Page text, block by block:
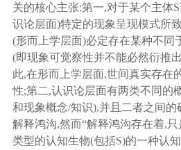
关的核心主张:第一,对于某个主体
识论层面)特定的现象呈现模式所
(形而上学层面)必定存在某种不同
(即现象可觉察性并不能必然衍推
此,在形而上学层面,世间真实存在
性;第二,认识论层面有两类不同的
和现象概念/知识),并且二者之间
解释鸿沟,然而“解释鸿沟存在着,
类型的认知生物(包括S)的一种认